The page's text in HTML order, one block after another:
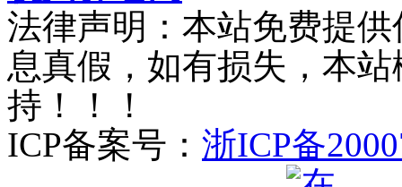
法律声明：本站免费提
息真假，如有损失，本
持！！！
ICP备案号： 浙ICP备